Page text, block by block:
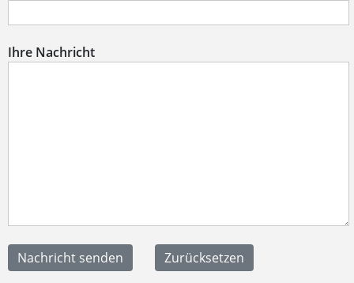
Ihre Nachricht